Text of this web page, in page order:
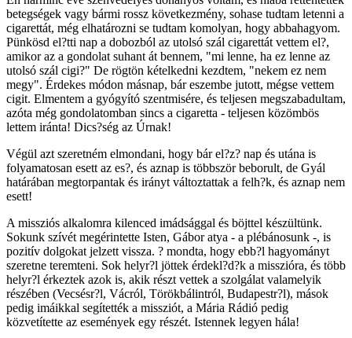
betegségek vagy bármi rossz következmény, sohase tudtam letenni a
cigarettát, még elhatározni se tudtam komolyan, hogy abbahagyom.
Pünkösd el?tti nap a dobozból az utolsó szál cigarettát vettem el?,
amikor az a gondolat suhant át bennem, "mi lenne, ha ez lenne az
utolsó szál cigi?" De rögtön kételkedni kezdtem, "nekem ez nem
megy". Érdekes módon másnap, bár eszembe jutott, mégse vettem
cigit. Elmentem a gyógyító szentmisére, és teljesen megszabadultam,
azóta még gondolatomban sincs a cigaretta - teljesen közömbös
lettem iránta! Dics?ség az Úrnak!
Végül azt szeretném elmondani, hogy bár el?z? nap és utána is
folyamatosan esett az es?, és aznap is többször beborult, de Gyál
határában megtorpantak és irányt változtattak a felh?k, és aznap nem
esett!
A missziós alkalomra kilenced imádsággal és böjttel készültünk.
Sokunk szívét megérintette Isten, Gábor atya - a plébánosunk -, is
pozitív dolgokat jelzett vissza. ? mondta, hogy ebb?l hagyományt
szeretne teremteni. Sok helyr?l jöttek érdekl?d?k a misszióra, és több
helyr?l érkeztek azok is, akik részt vettek a szolgálat valamelyik
részében (Vecsésr?l, Vácról, Törökbálintról, Budapestr?l), mások
pedig imáikkal segítették a missziót, a Mária Rádió pedig
közvetítette az események egy részét. Istennek legyen hála!